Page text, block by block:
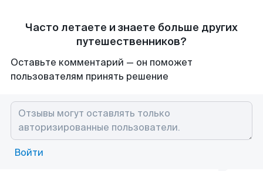
Часто летаете и знаете больше других
путешественников?
Оставьте комментарий — он поможет
пользователям принять решение
Войти